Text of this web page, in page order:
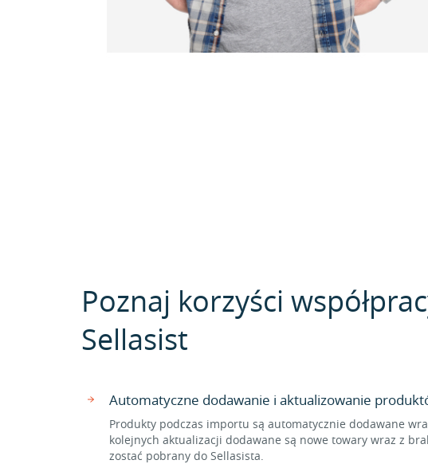
Poznaj korzyści
Sellasist
Automatyczne dodawanie i aktualizowanie
Produkty podczas importu są automatycznie dodawane
kolejnych aktualizacji dodawane są nowe towary wraz z
zostać pobrany do Sellasista.